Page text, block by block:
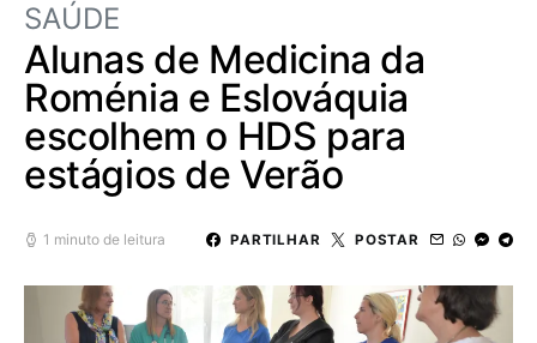
SAÚDE
Alunas de Medicina da
Roménia e Eslováquia
escolhem o HDS para
estágios de Verão
1 minuto de leitura PARTILHAR POSTAR